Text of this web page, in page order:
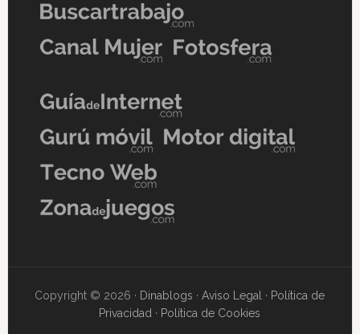
Copyright © 2026 · Dinablogs ·Aviso Legal · Política de
Privacidad · Política de Cookies